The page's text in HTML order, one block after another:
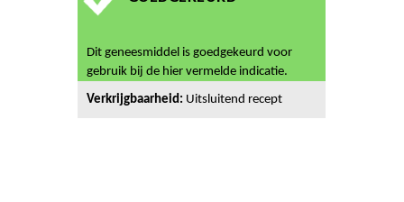
Dit geneesmiddel is goedgekeurd voor
gebruik bij de hier vermelde indicatie.
Verkrijgbaarheid: Uitsluitend recept